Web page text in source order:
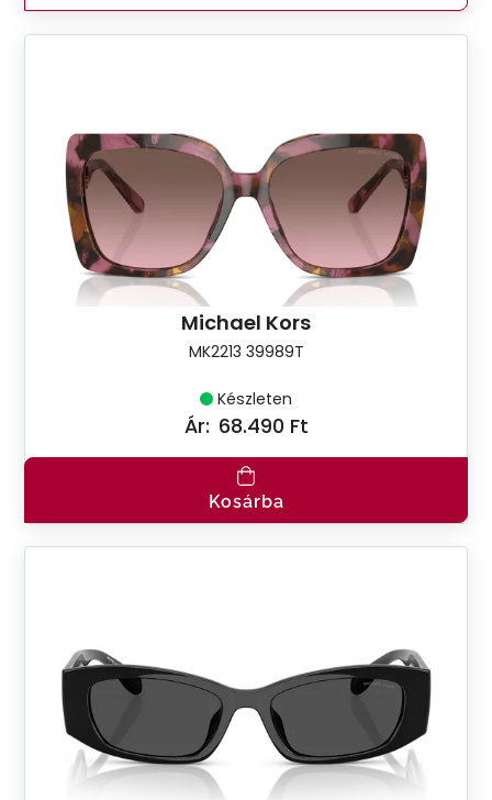
Michael Kors
MK2213 39989T
Készleten
Ár: 68.490 Ft
Kosárba